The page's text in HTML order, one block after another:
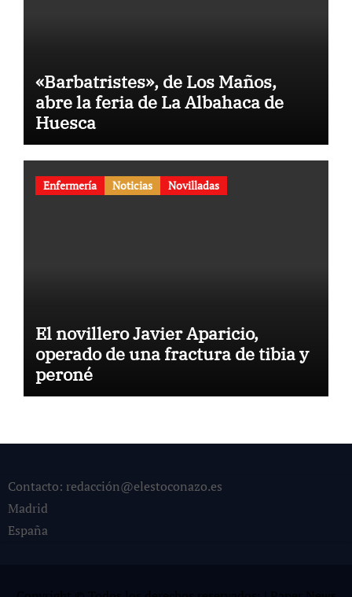
«Barbatristes», de Los Maños,
abre la feria de La Albahaca de
Huesca
Enfermería Noticias Novilladas
El novillero Javier Aparicio,
operado de una fractura de tibia y
peroné
Contacto: redacción@elestoconazo.es
Madrid
España